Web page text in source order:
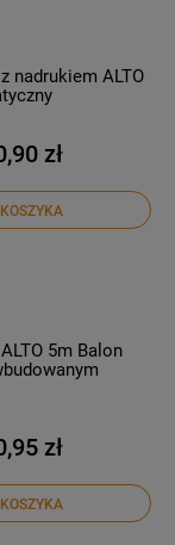
nadrukiem ALTO
zł
5m Balon
zł